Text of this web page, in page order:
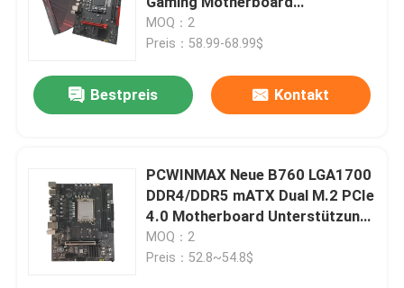
Produkte
Unterstützung von R7 R8 R9
Prozessoren
MOQ：2
Preis：58.99-68.99$
Bestpreis Kontakt
PCWINMAX Neue B760 LGA1700
DDR4/DDR5 mATX Dual M.2 PCIe
4.0 Motherboard Unterstützung
12. 13. 14. i3 i5 i7
MOQ：2
Preis：52.8~54.8$